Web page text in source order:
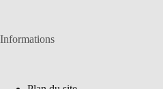
Informations